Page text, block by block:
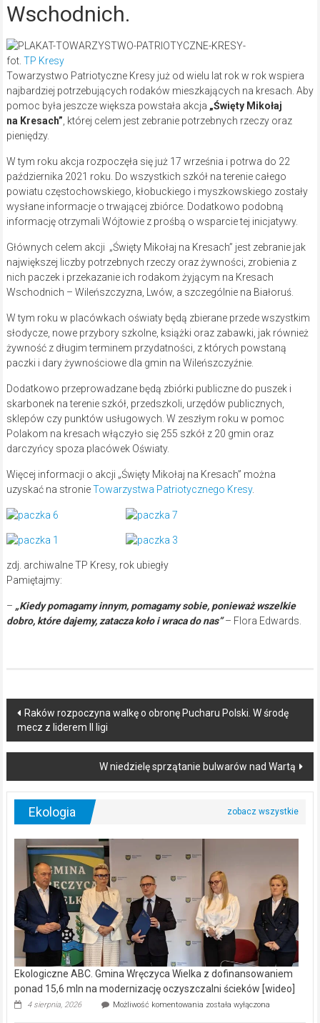
Wschodnich.
fot. TP Kresy
Towarzystwo Patriotyczne Kresy już od wielu lat rok w rok wspiera
najbardziej potrzebujących rodaków mieszkających na kresach. Aby
pomoc była jeszcze większa powstała akcja „Święty Mikołaj
na Kresach” , której celem jest zebranie potrzebnych rzeczy oraz
pieniędzy.
W tym roku akcja rozpoczęła się już 17 września i potrwa do 22
października 2021 roku. Do wszystkich szkół na terenie całego
powiatu częstochowskiego, kłobuckiego i myszkowskiego zostały
wysłane informacje o trwającej zbiórce. Dodatkowo podobną
informację otrzymali Wójtowie z prośbą o wsparcie tej inicjatywy.
Głównych celem akcji „Święty Mikołaj na Kresach” jest zebranie jak
największej liczby potrzebnych rzeczy oraz żywności, zrobienia z
nich paczek i przekazanie ich rodakom żyjącym na Kresach
Wschodnich – Wileńszczyzna, Lwów, a szczególnie na Białoruś.
W tym roku w placówkach oświaty będą zbierane przede wszystkim
słodycze, nowe przybory szkolne, książki oraz zabawki, jak również
żywność z długim terminem przydatności, z których powstaną
paczki i dary żywnościowe dla gmin na Wileńszczyźnie.
Dodatkowo przeprowadzane będą zbiórki publiczne do puszek i
skarbonek na terenie szkół, przedszkoli, urzędów publicznych,
sklepów czy punktów usługowych. W zeszłym roku w pomoc
Polakom na kresach włączyło się 255 szkół z 20 gmin oraz
darczyńcy spoza placówek Oświaty.
Więcej informacji o akcji „Święty Mikołaj na Kresach” można
uzyskać na stronieTowarzystwa Patriotycznego Kresy.
zdj. archiwalne TP Kresy, rok ubiegły
Pamiętajmy:
– „Kiedy pomagamy innym, pomagamy sobie, ponieważ wszelkie
dobro, które dajemy, zatacza koło i wraca do nas”– Flora Edwards.
Post
navigation
Raków rozpoczyna walkę o obronę Pucharu Polski. W środę
mecz z liderem II ligi
W niedzielę sprzątanie bulwarów nad Wartą
Ekologia
Ekologiczne ABC. Gmina Wręczyca Wielka z dofinansowaniem
ponad 15,6 mln na modernizację oczyszczalni ścieków [wideo]
4 sierpnia, 2026 Możliwość komentowania Ekologiczne
została wyłączona